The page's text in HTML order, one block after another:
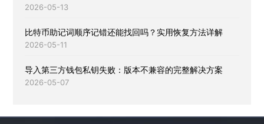
2026-05-13
比特币助记词顺序记错还能找回吗？实用恢复方法详解
2026-05-11
导入第三方钱包私钥失败：版本不兼容的完整解决方案
2026-05-07